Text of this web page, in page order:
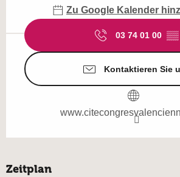
Zu Google Kalender
03 74 01 00 ▒▒
Kontaktieren Sie
Zeitplan